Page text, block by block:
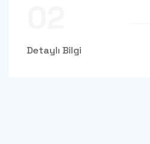
Detaylı Bilgi